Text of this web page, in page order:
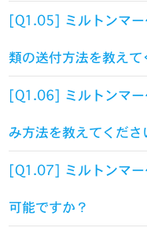
[Q1.05] ミルトンマー
類の送付方法を教えて
[Q1.06] ミルトンマー
み方法を教えてくださ
[Q1.07] ミルトンマー
可能ですか？